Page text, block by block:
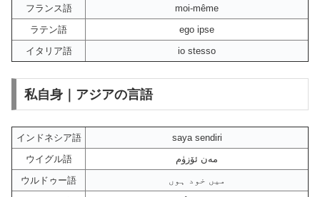
フランス語
moi-même
ラテン語
ego ipse
イタリア語
io stesso
私自身｜アジアの言語
インドネシア語
saya sendiri
ウイグル語
مەن ئۆزۈم
ウルドゥー語
میں خود ہوں